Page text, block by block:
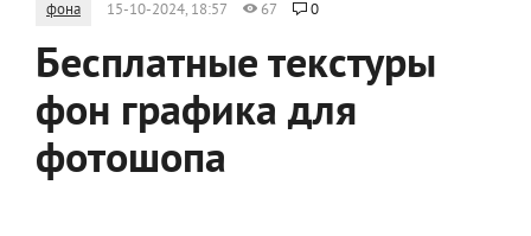
фона 15-10-2024, 18:57 67 0
Бесплатные текстуры
фон графика для
фотошопа